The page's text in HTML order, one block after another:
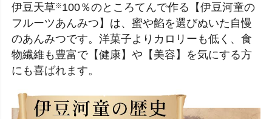
伊豆天草※100％のところてんで作る【伊豆河童の
フルーツあんみつ】は、蜜や餡を選びぬいた自慢
のあんみつです。洋菓子よりカロリーも低く、食
物繊維も豊富で【健康】や【美容】を気にする方
にも喜ばれます。